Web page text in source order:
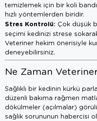
temizlemek için bir koli
hızlı yöntemlerden biridir.
Stres Kontrolü: Çok düşük
seçimi kedinizi strese
Veteriner hekim önerisiyle
deneyebilirsiniz.
Ne Zaman
Sağlıklı bir kedinin kürkü
düzenli bakıma rağmen
dökülmeler (açılmalar)
sağlık sorununun habercisi